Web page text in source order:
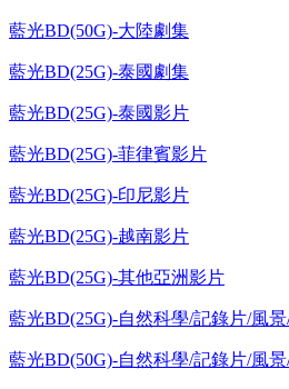
藍光BD(50G)-大陸劇集
藍光BD(25G)-泰國劇集
藍光BD(25G)-泰國影片
藍光BD(25G)-菲律賓影片
藍光BD(25G)-印尼影片
藍光BD(25G)-越南影片
藍光BD(25G)-其他亞洲影片
藍光BD(25G)-自然科學/記錄片/風
藍光BD(50G)-自然科學/記錄片/風